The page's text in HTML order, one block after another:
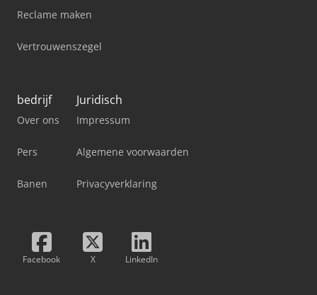
Reclame maken
Vertrouwenszegel
bedrijf
Over ons
Pers
Banen
Juridisch
Impressum
Algemene voorwaarden
Privacyverklaring
Facebook X LinkedIn